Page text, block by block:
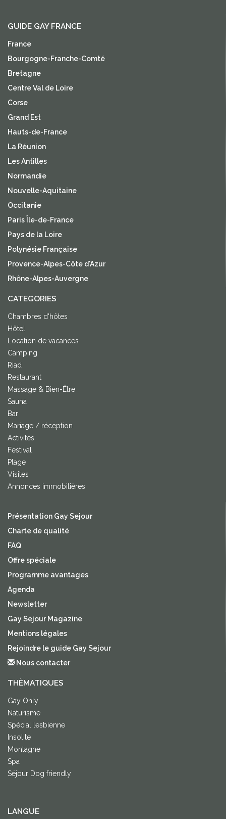
GUIDE GAY FRANCE
France
Bourgogne-Franche-Comté
Bretagne
Centre Val de Loire
Corse
Grand Est
Hauts-de-France
La Réunion
Les Antilles
Normandie
Nouvelle-Aquitaine
Occitanie
Paris Île-de-France
Pays de la Loire
Polynésie Française
Provence-Alpes-Côte d'Azur
Rhône-Alpes-Auvergne
CATEGORIES
Chambres d'hôtes
Hôtel
Location de vacances
Camping
Riad
Restaurant
Massage & Bien-Être
Sauna
Bar
Mariage / réception
Activités
Festival
Plage
Visites
Annonces immobilières
Présentation Gay Sejour
Charte de qualité
FAQ
Offre spéciale
Programme avantages
Agenda
Newsletter
Gay Sejour Magazine
Mentions légales
Rejoindre le guide Gay Sejour
Nous contacter
THÈMATIQUES
Gay Only
Naturisme
Spécial lesbienne
Insolite
Montagne
Spa
Séjour Dog friendly
LANGUE